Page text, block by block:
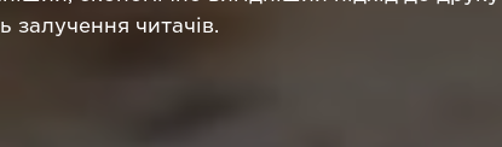
залучення читачів.